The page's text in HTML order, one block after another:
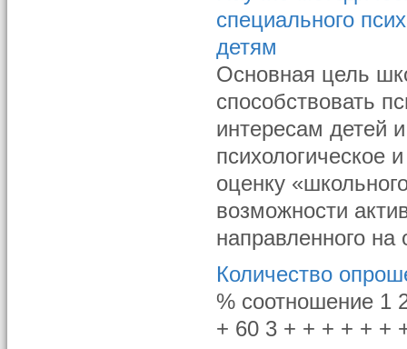
специального
детям
Основная цель
способствовать
интересам детей
психологическое
оценку
возможности
направленного на
Количество
% соотношение 1
+ 60 3 + + + + + +